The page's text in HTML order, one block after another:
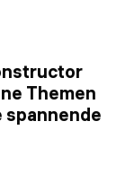
Themen
spannende